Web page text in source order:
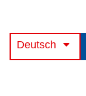
Deutsch